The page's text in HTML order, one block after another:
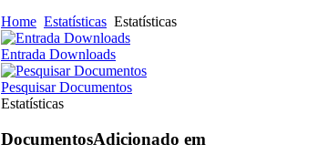
Home Estatísticas Estatísticas
Entrada Downloads
Pesquisar Documentos
Estatísticas
DocumentosAdicionado em